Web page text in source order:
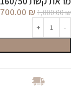
1,000.00₪
700.00 ₪